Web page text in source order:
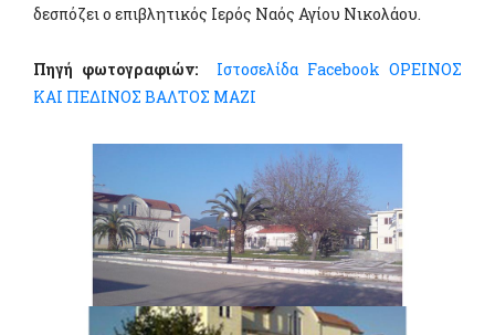
δεσπόζει ο επιβλητικός Ιερός Ναός Αγίου Νικολάου.
Πηγή φωτογραφιών:
Ιστοσελίδα Facebook ΟΡΕΙΝΟΣ
ΚΑΙ ΠΕΔΙΝΟΣ ΒΑΛΤΟΣ ΜΑΖΙ